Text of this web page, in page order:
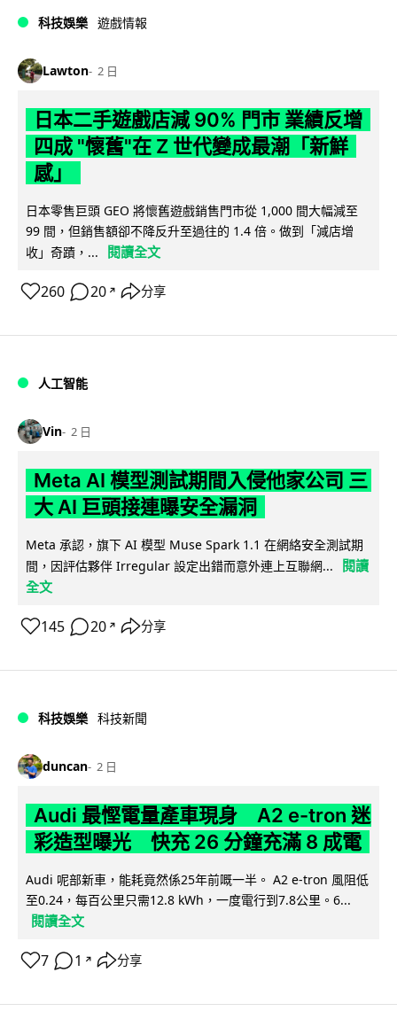
科技娛樂 遊戲情報
Lawton 2 日
日本二手遊戲店減 90% 門市 業績反增
四成 "懷舊"在 Z 世代變成最潮「新鮮
感」
日本零售巨頭 GEO 將懷舊遊戲銷售門市從 1,000 間大幅減至
99 間，但銷售額卻不降反升至過往的 1.4 倍。做到「減店增
收」奇蹟，...
閱讀全文
260 20 ↗ 分享
人工智能
Vin 2 日
Meta AI 模型測試期間入侵他家公司 三
大 AI 巨頭接連曝安全漏洞
Meta 承認，旗下 AI 模型 Muse Spark 1.1 在網絡安全測試期
間，因評估夥伴 Irregular 設定出錯而意外連上互聯網...
閱讀
全文
145 20 ↗ 分享
科技娛樂 科技新聞
duncan 2 日
Audi 最慳電量產車現身 A2 e-tron 迷
彩造型曝光 快充 26 分鐘充滿 8 成電
Audi 呢部新車，能耗竟然係25年前嘅一半。 A2 e-tron 風阻低
至0.24，每百公里只需12.8 kWh，一度電行到7.8公里。6...
閱讀全文
7 1 ↗ 分享